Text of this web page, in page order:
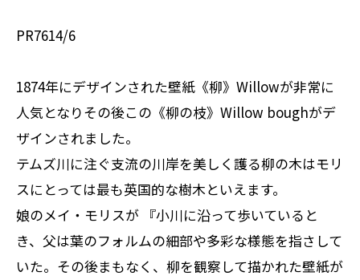
PR7614/6
1874年にデザインされた壁紙《柳》Willowが非常に
人気となりその後この《柳の枝》Willow boughがデ
ザインされました。
テムズ川に注ぐ支流の川岸を美しく護る柳の木はモリ
スにとっては最も英国的な樹木といえます。
娘のメイ・モリスが 『小川に沿って歩いていると
き、父は葉のフォルムの細部や多彩な様態を指さして
いた。その後まもなく、柳を観察して描かれた壁紙が